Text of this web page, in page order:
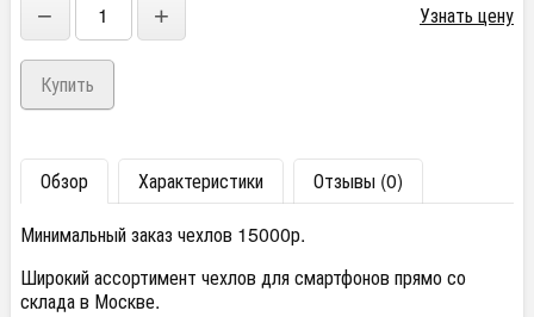
− + Узнать цену
Обзор Характеристики
Отзывы (0)
Минимальный заказ чехлов 15000р.
Широкий ассортимент чехлов для смартфонов прямо со
склада в Москве.